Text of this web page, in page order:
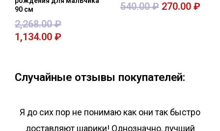
90 см
2,268.00₽
1,134.00 ₽
540.00₽ 270.00 ₽
Случайные отзывы покупателей:
Я до сих пор не понимаю как они так быстро
доставляют шарики! Однозначно, лучший